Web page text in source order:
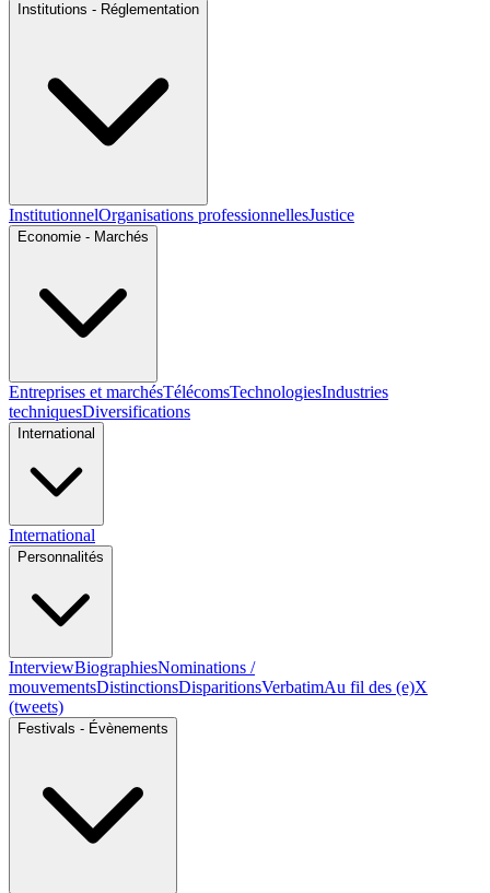
Institutions - Réglementation
InstitutionnelOrganisations professionnellesJustice
Economie - Marchés
Entreprises et marchésTélécomsTechnologiesIndustries
techniquesDiversifications
International
International
Personnalités
InterviewBiographiesNominations /
mouvementsDistinctionsDisparitionsVerbatimAu fil des (e)X
(tweets)
Festivals - Évènements